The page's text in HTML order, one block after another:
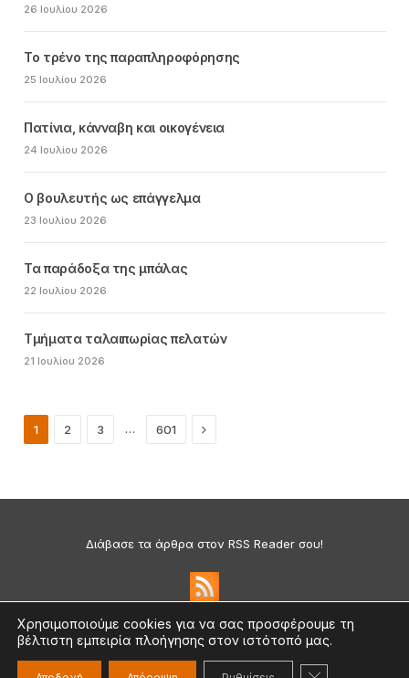
26 Ιουλίου 2026
Το τρένο της παραπληροφόρησης
25 Ιουλίου 2026
Πατίνια, κάνναβη και οικογένεια
24 Ιουλίου 2026
Ο βουλευτής ως επάγγελμα
23 Ιουλίου 2026
Τα παράδοξα της μπάλας
22 Ιουλίου 2026
Τμήματα ταλαιπωρίας πελατών
21 Ιουλίου 2026
1 2 3 … 601 Next
Διάβασε τα άρθρα στον RSS Reader σου!
Πολιτική Απορρήτου & Cookies
©2026 medium.gr | Designed & Supported bynat.ad
Χρησιμοποιούμε cookies για να σας προσφέρουμε τη
βέλτιστη εμπειρία πλοήγησης στον ιστότοπό μας.
ΚΛΕΊΣΙΜΟ ΤΟΥ